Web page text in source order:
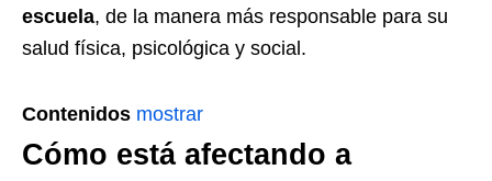
escuela, de la manera más responsable para su
salud física, psicológica y social.
Contenidos mostrar
Cómo está afectando a